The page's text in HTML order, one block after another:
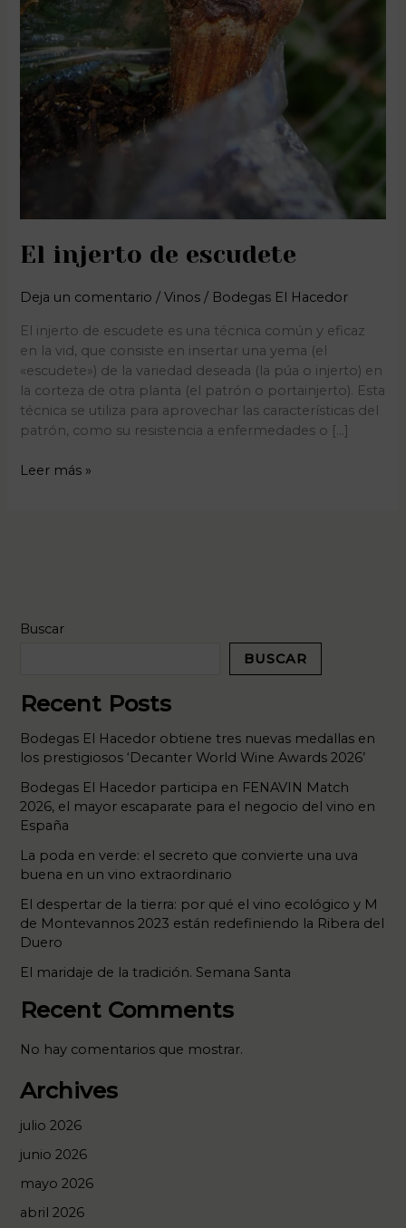
El injerto de escudete
Deja un comentario /Vinos / Bodegas El Hacedor
El injerto de escudete es una técnica común y eficaz
en la vid, que consiste en insertar una yema (el
«escudete») de la variedad deseada (la púa o injerto) en
la corteza de otra planta (el patrón o portainjerto). Esta
técnica se utiliza para aprovechar las características del
patrón, como su resistencia a enfermedades o […]
Leer más »
Buscar
BUSCAR
Recent Posts
Bodegas El Hacedor obtiene tres nuevas medallas en
los prestigiosos ‘Decanter World Wine Awards 2026’
Bodegas El Hacedor participa en FENAVIN Match
2026, el mayor escaparate para el negocio del vino en
España
La poda en verde: el secreto que convierte una uva
buena en un vino extraordinario
El despertar de la tierra: por qué el vino ecológico y M
de Montevannos 2023 están redefiniendo la Ribera del
Duero
El maridaje de la tradición. Semana Santa
Recent Comments
No hay comentarios que mostrar.
Archives
julio 2026
junio 2026
mayo 2026
abril 2026